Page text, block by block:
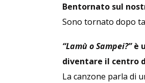
Bentornato sul
Sono tornato dopo
“Lamù o Sampei?”è
diventare il centro
La canzone parla di